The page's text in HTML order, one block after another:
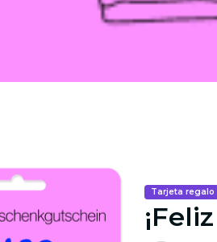
Tarjeta regalo